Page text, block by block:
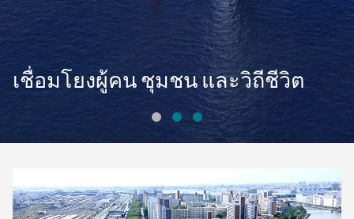
เชื่อมโยงผู้คน ชุมชน และวิถีชีวิต